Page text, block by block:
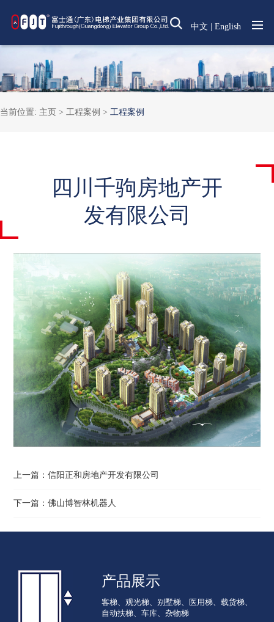
中文 |English
当前位置: 主页 > 工程案例 > 工程案例
四川千驹房地产开
发有限公司
上一篇：信阳正和房地产开发有限公司
下一篇：佛山博智林机器人
产品展示
客梯、观光梯、别墅梯、医用梯、载货梯、
自动扶梯、车库、杂物梯